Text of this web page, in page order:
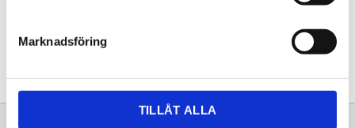
Marknadsföring
TILLÅT ALLA